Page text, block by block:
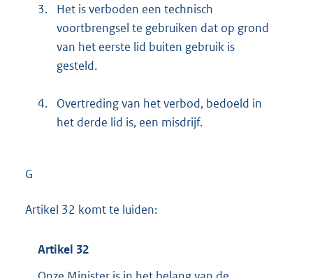
3.
Het is verboden een technisch
voortbrengsel te gebruiken dat op grond
van het eerste lid buiten gebruik is
gesteld.
4.
Overtreding van het verbod, bedoeld in
het derde lid is, een misdrijf.
G
Artikel 32 komt te luiden:
Artikel 32